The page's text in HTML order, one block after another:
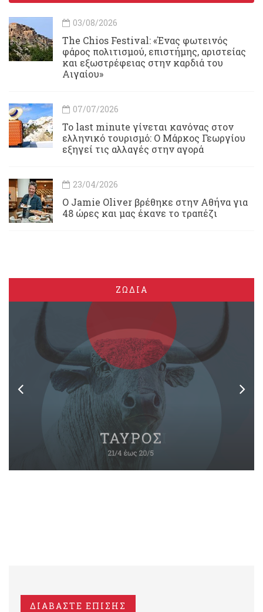
03/08/2026
Τhe Chios Festival: «Ένας φωτεινός
φάρος πολιτισμού, επιστήμης, αριστείας
και εξωστρέφειας στην καρδιά του
Αιγαίου»
07/07/2026
Το last minute γίνεται κανόνας στον
ελληνικό τουρισμό: Ο Μάρκος Γεωργίου
εξηγεί τις αλλαγές στην αγορά
23/04/2026
Ο Jamie Oliver βρέθηκε στην Αθήνα για
48 ώρες και μας έκανε το τραπέζι
ΖΩΔΙΑ
ΔΙΑΒΑΣΤΕ ΕΠΙΣΗΣ